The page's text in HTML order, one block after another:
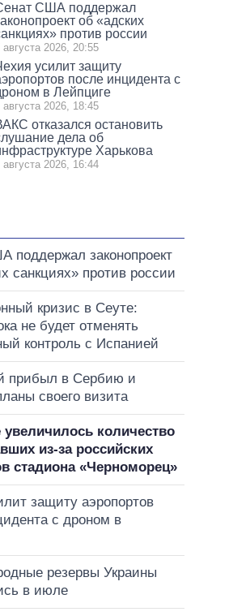
США поддержал
об «адских
против россии
августа 2026, 20:55
усилит защиту
после инцидента с
в Лейпциге
августа 2026, 18:45
отказался остановить
дела об
Харькова
августа 2026, 16:44
поддержал законопроект
санкциях» против россии
кризис в Сеуте:
не будет отменять
контроль с Испанией
прибыл в Сербию и
своего визита
количество
из-за российских
стадиона «Черноморец»
защиту аэропортов
с дроном в
резервы Украины
в июле